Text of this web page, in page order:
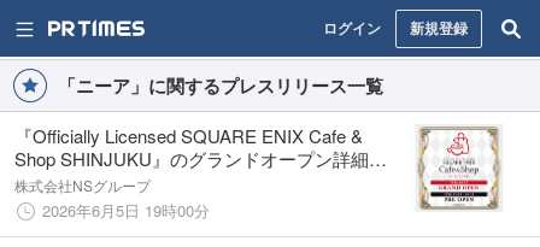
ログイン 新規登録
「ニーア」に関するプレスリリース一覧
『Officially Licensed SQUARE ENIX Cafe &
Shop SHINJUKU』のグランドオープン詳細が
決定！
株式会社NSグループ
2026年6月5日 19時00分